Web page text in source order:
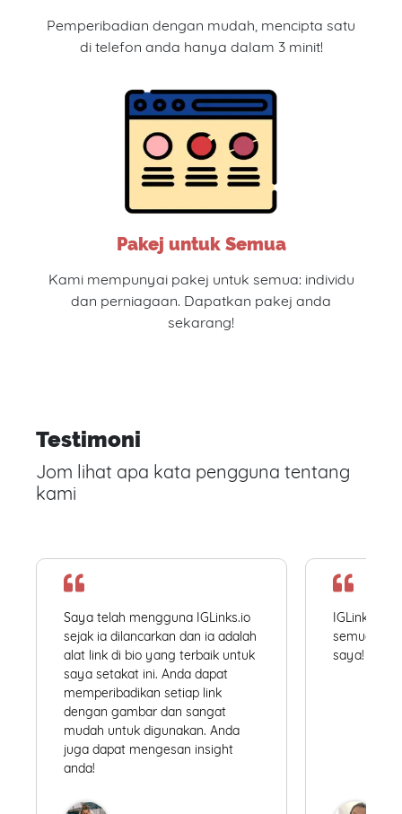
Pemperibadian dengan mudah, mencipta satu
di telefon anda hanya dalam 3 minit!
Pakej untuk Semua
Kami mempunyai pakej untuk semua: individu
dan perniagaan. Dapatkan pakej anda
sekarang!
Testimoni
Jom lihat apa kata pengguna tentang
kami
Saya telah mengguna IGLinks.io
sejak ia dilancarkan dan ia adalah
alat link di bio yang terbaik untuk
saya setakat ini. Anda dapat
memperibadikan setiap link
dengan gambar dan sangat
mudah untuk digunakan. Anda
juga dapat mengesan insight
anda!
IGLinks.io
semua
saya!